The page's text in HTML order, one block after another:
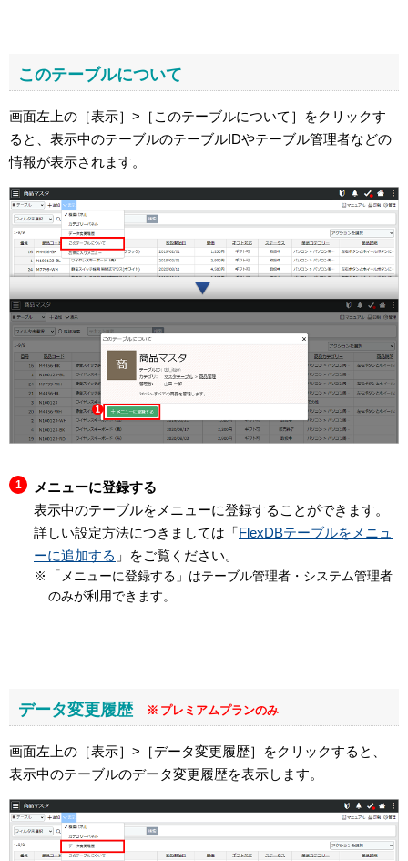
このテーブルについて
画面左上の［表示］>［このテーブルについて］をクリックす
ると、表示中のテーブルのテーブルIDやテーブル管理者などの
情報が表示されます。
メニューに登録する
表示中のテーブルをメニューに登録することができます。
詳しい設定方法につきましては「FlexDBテーブルをメニュ
ーに追加する 」をご覧ください。
「メニューに登録する」はテーブル管理者・システム管理者
のみが利用できます。
データ変更履歴 プレミアムプランのみ
画面左上の［表示］>［データ変更履歴］をクリックすると、
表示中のテーブルのデータ変更履歴を表示します。